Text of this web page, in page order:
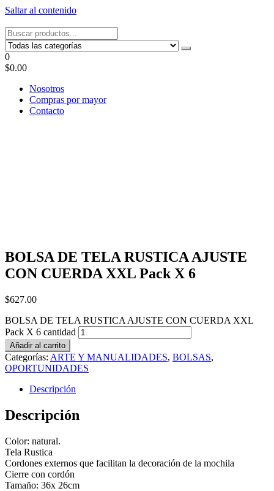
Saltar al contenido
Tel: 22087679 – Cel: 097 822122 – Joaquín Requena 2459
0
$0.00
Nosotros
Compras por mayor
Contacto
BOLSA DE TELA RUSTICA AJUSTE
CON CUERDA XXL Pack X 6
$627.00
BOLSA DE TELA RUSTICA AJUSTE CON CUERDA XXL
Pack X 6 cantidad
Añadir al carrito
Categorías: ARTE Y MANUALIDADES, BOLSAS,
OPORTUNIDADES
Descripción
Descripción
Color: natural.
Tela Rustica
Cordones externos que facilitan la decoración de la mochila
Cierre con cordón
Tamaño: 36x 26cm